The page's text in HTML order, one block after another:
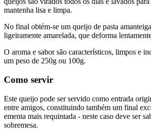
mantenha lisa e limpa.
No final obtém-se um queijo de pasta
ligeiramente amarelada, que deforma
O aroma e sabor são característicos, limpos e
um peso de 250g ou 100g.
Como servir
Este queijo pode ser servido como entrada
entre amigos, constituindo também um final
ementa mais requintada - neste caso deve ser
sobremesa.